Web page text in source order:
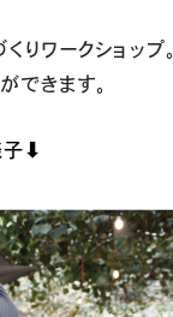
ワークショップ。
できます。
子⬇︎